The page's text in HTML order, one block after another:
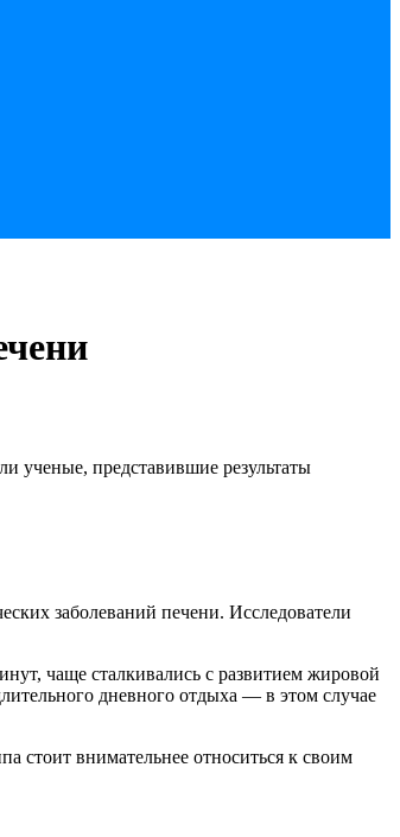
ученые, представившие результаты
заболеваний печени. Исследователи
чаще сталкивались с развитием жировой
дневного отдыха — в этом случае
стоит внимательнее относиться к своим